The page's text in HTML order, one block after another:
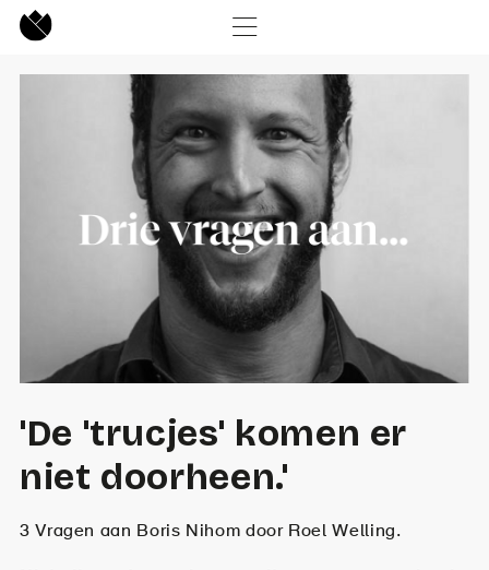
'De 'trucjes' komen er
niet doorheen.'
3 Vragen aan Boris Nihom door Roel Welling.